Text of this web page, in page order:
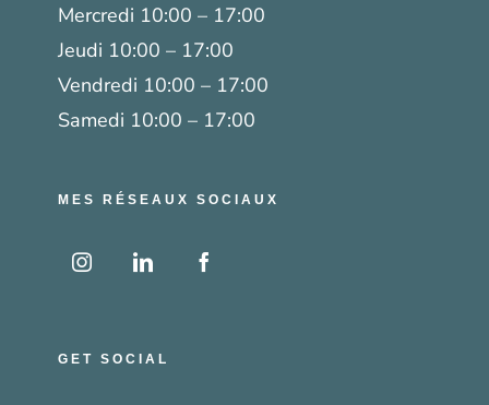
Mercredi 10:00 – 17:00
Jeudi 10:00 – 17:00
Vendredi 10:00 – 17:00
Samedi 10:00 – 17:00
MES RÉSEAUX SOCIAUX
GET SOCIAL